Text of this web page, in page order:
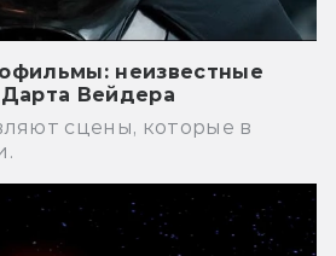
неизвестные
Вейдера
сцены, которые в